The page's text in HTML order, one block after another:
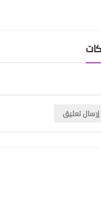
إرسال تعليق